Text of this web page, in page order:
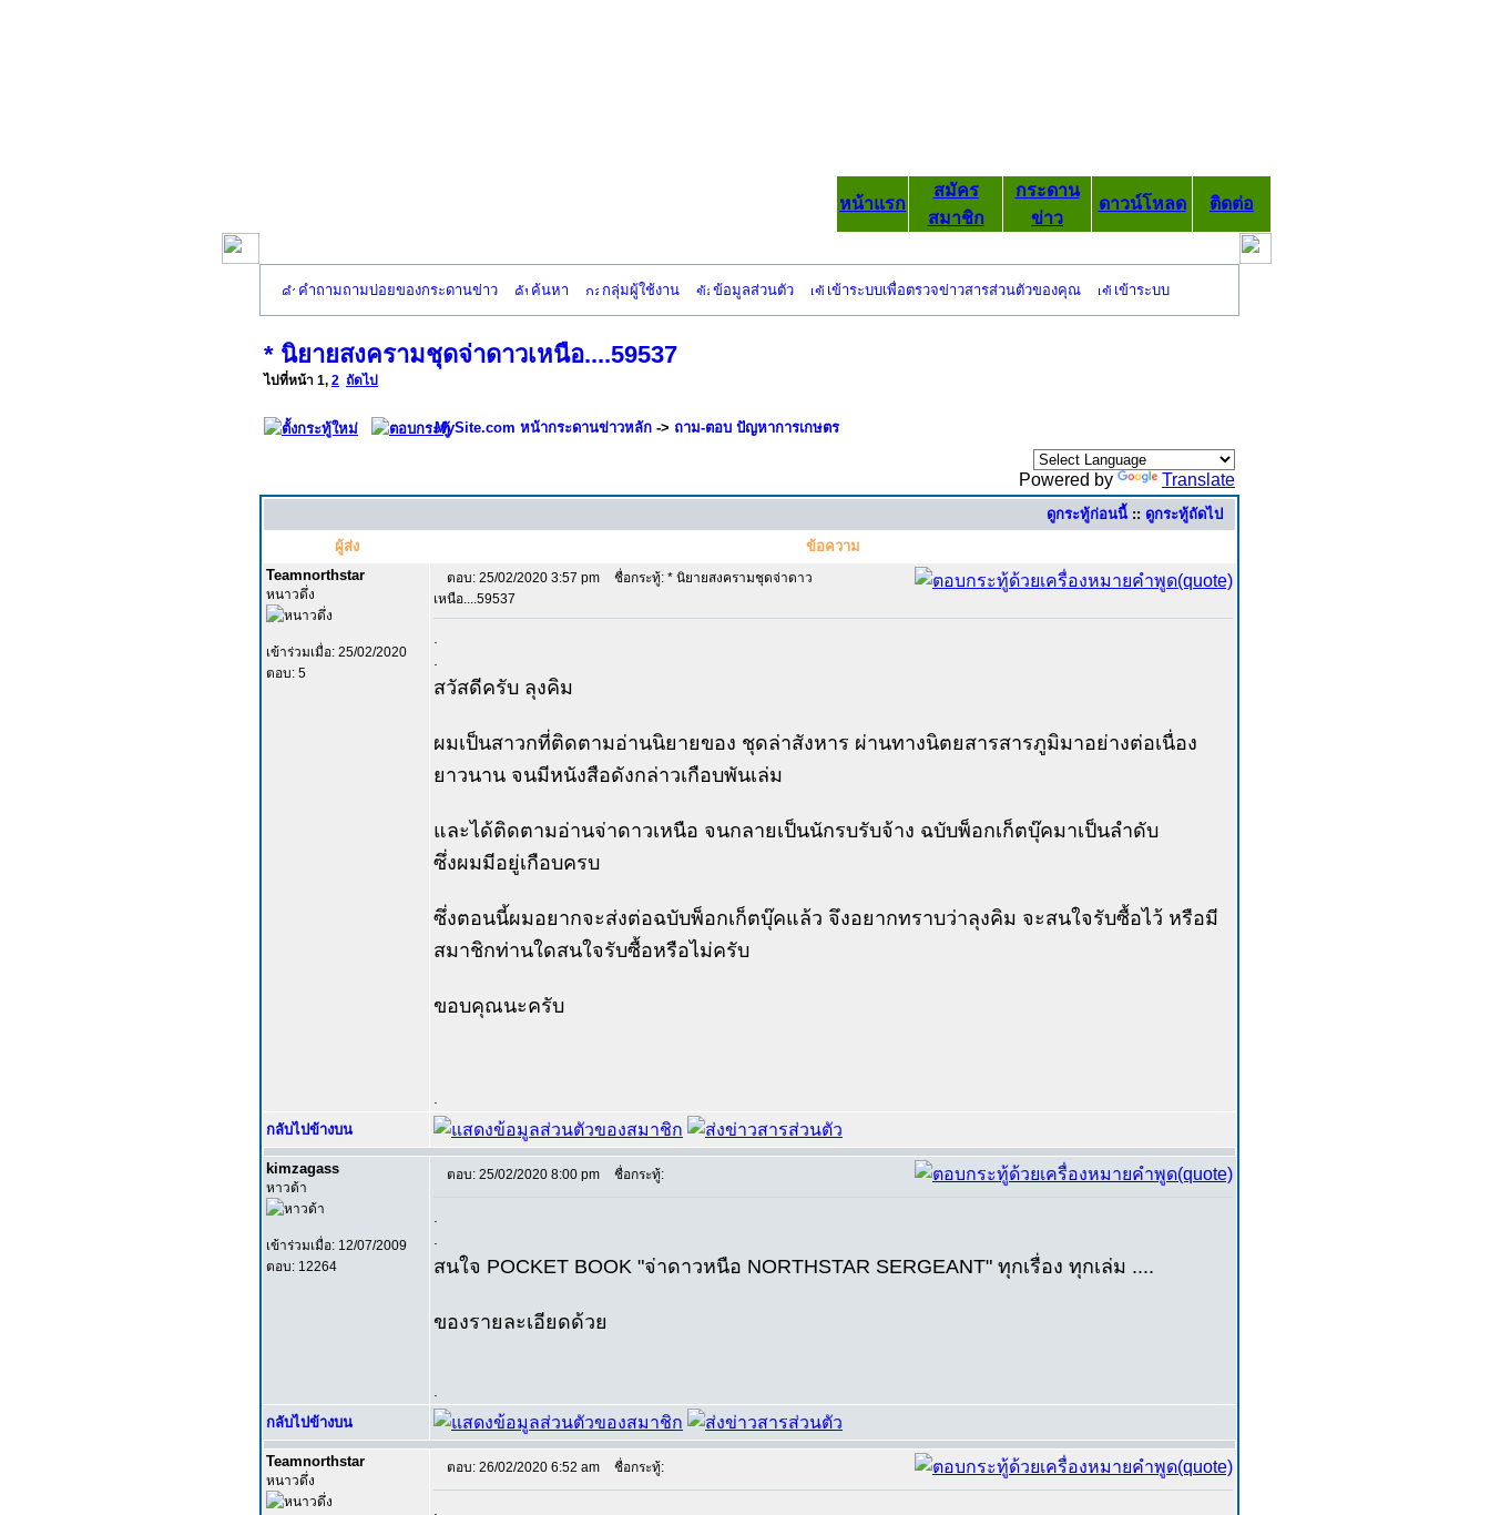
หน้าแรก
สมัคร
สมาชิก
กระดาน
ข่าว
ดาวน์โหลด ติดต่อ
คำถามถามบ่อยของกระดานข่าว ค้นหา กลุ่มผู้ใช้งาน ข้อมูลส่วนตัว เข้าระบบเพื่อตรวจข่าวสารส่วนตัวของคุณ เข้าระบบ
* นิยายสงครามชุดจ่าดาวเหนือ....59537
ไปที่หน้า 1, 2 ถัดไป
MySite.com หน้ากระดานข่าวหลัก -> ถาม-ตอบ ปัญหาการเกษตร
Powered by Translate
ดูกระทู้ก่อนนี้ :: ดูกระทู้ถัดไป
ผู้ส่ง
ข้อความ
Teamnorthstar
หนาวดึ่ง
เข้าร่วมเมื่อ: 25/02/2020
ตอบ: 5
ตอบ: 25/02/2020 3:57 pm
ชื่อกระทู้: * นิยายสงครามชุดจ่าดาว
เหนือ....59537
สวัสดีครับ ลุงคิม
ผมเป็นสาวกที่ติดตามอ่านนิยายของ ชุดล่าสังหาร ผ่านทางนิตยสารสารภูมิมาอย่างต่อเนื่อง
ยาวนาน จนมีหนังสือดังกล่าวเกือบพันเล่ม
และได้ติดตามอ่านจ่าดาวเหนือ จนกลายเป็นนักรบรับจ้าง ฉบับพ็อกเก็ตบุ๊คมาเป็นลำดับ
ซึ่งผมมีอยู่เกือบครบ
ซึ่งตอนนี้ผมอยากจะส่งต่อฉบับพ็อกเก็ตบุ๊คแล้ว จึงอยากทราบว่าลุงคิม จะสนใจรับซื้อไว้ หรือมี
สมาชิกท่านใดสนใจรับซื้อหรือไม่ครับ
ขอบคุณนะครับ
กลับไปข้างบน
kimzagass
หาวด้า
เข้าร่วมเมื่อ: 12/07/2009
ตอบ: 12264
ตอบ: 25/02/2020 8:00 pm ชื่อกระทู้:
สนใจ POCKET BOOK "จ่าดาวหนือ NORTHSTAR SERGEANT" ทุกเรื่อง ทุกเล่ม ....
ของรายละเอียดด้วย
กลับไปข้างบน
Teamnorthstar
หนาวดึ่ง
ตอบ: 26/02/2020 6:52 am ชื่อกระทู้: